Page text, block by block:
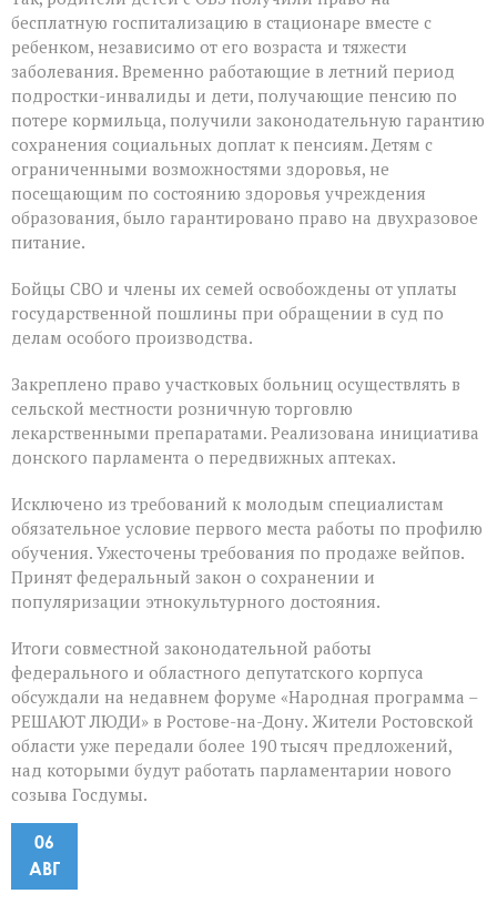
бесплатную госпитализацию в стационаре вместе с
ребенком, независимо от его возраста и тяжести
заболевания. Временно работающие в летний период
подростки-инвалиды и дети, получающие пенсию по
потере кормильца, получили законодательную гарантию
сохранения социальных доплат к пенсиям. Детям с
ограниченными возможностями здоровья, не
посещающим по состоянию здоровья учреждения
образования, было гарантировано право на двухразовое
питание.
Бойцы СВО и члены их семей освобождены от уплаты
государственной пошлины при обращении в суд по
делам особого производства.
Закреплено право участковых больниц осуществлять в
сельской местности розничную торговлю
лекарственными препаратами. Реализована инициатива
донского парламента о передвижных аптеках.
Исключено из требований к молодым специалистам
обязательное условие первого места работы по профилю
обучения. Ужесточены требования по продаже вейпов.
Принят федеральный закон о сохранении и
популяризации этнокультурного достояния.
Итоги совместной законодательной работы
федерального и областного депутатского корпуса
обсуждали на недавнем форуме «Народная программа –
РЕШАЮТ ЛЮДИ» в Ростове-на-Дону. Жители Ростовской
области уже передали более 190 тысяч предложений,
над которыми будут работать парламентарии нового
созыва Госдумы.
06
АВГ